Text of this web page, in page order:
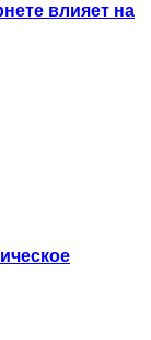
влияет на